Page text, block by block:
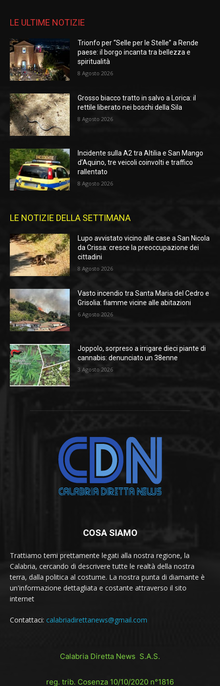
LE ULTIME NOTIZIE
Trionfo per “Selle per le Stelle” a Rende
paese: il borgo incanta tra bellezza e
spiritualità
8 Agosto 2026
Grosso biacco tratto in salvo a Lorica: il
rettile liberato nei boschi della Sila
8 Agosto 2026
Incidente sulla A2 tra Altilia e San Mango
d’Aquino, tre veicoli coinvolti e traffico
rallentato
8 Agosto 2026
LE NOTIZIE DELLA SETTIMANA
Lupo avvistato vicino alle case a San Nicola
da Crissa: cresce la preoccupazione dei
cittadini
8 Agosto 2026
Vasto incendio tra Santa Maria del Cedro e
Grisolia: fiamme vicine alle abitazioni
6 Agosto 2026
Joppolo, sorpreso a irrigare dieci piante di
cannabis: denunciato un 38enne
3 Agosto 2026
COSA SIAMO
Trattiamo temi prettamente legati alla nostra regione, la
Calabria, cercando di descrivere tutte le realtà della nostra
terra, dalla politica al costume. La nostra punta di diamante è
un'informazione dettagliata e costante attraverso il sito
internet
Contattaci: calabriadirettanews@gmail.com
Calabria Diretta News S.A.S.
reg. trib. Cosenza 10/10/2020 n°1816